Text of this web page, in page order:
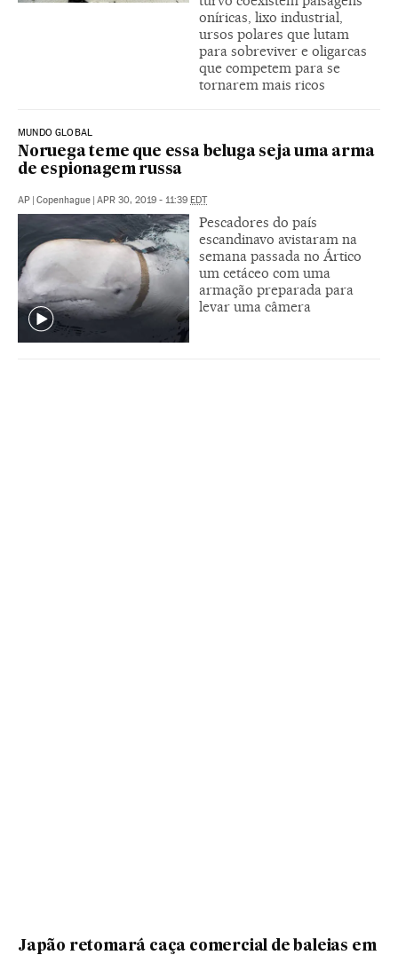
oníricas, lixo industrial,
ursos polares que lutam
para sobreviver e oligarcas
que competem para se
tornarem mais ricos
MUNDO GLOBAL
Noruega teme que essa beluga seja uma arma
de espionagem russa
AP | Copenhague | APR 30, 2019 - 11:39 EDT
Pescadores do país
escandinavo avistaram na
semana passada no Ártico
um cetáceo com uma
armação preparada para
levar uma câmera
Japão retomará caça comercial de baleias em